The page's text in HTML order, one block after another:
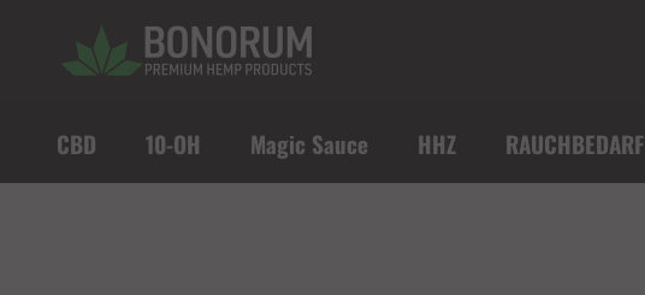
CBD 10-OH Magic Sauce HHZ RAUCHBEDARF